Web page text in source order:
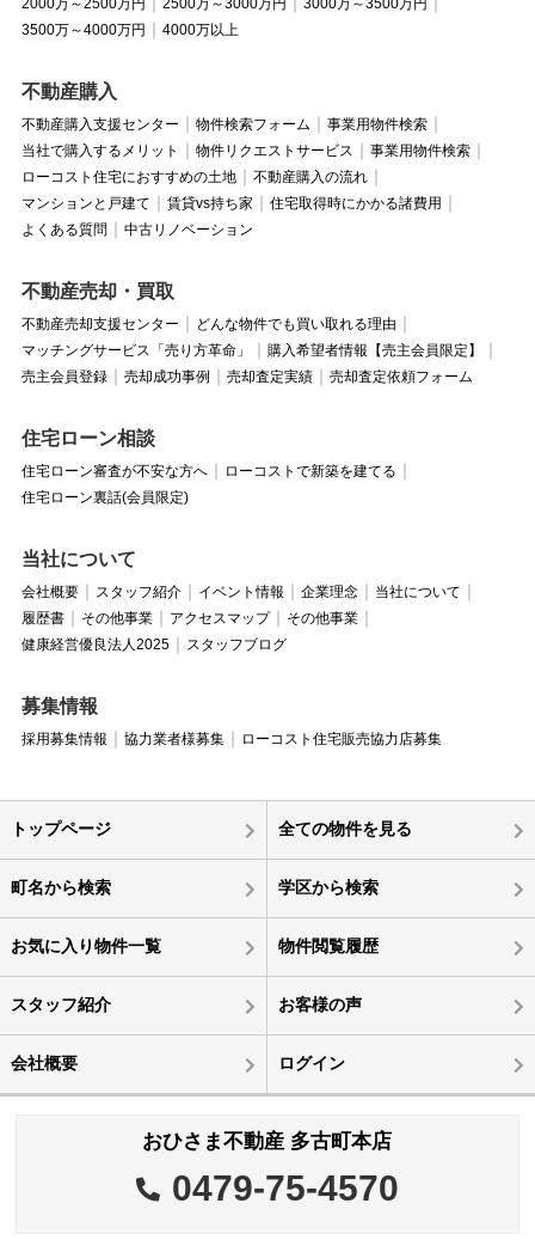
2000万～2500万円
2500万～3000万円
3000万～3500万円
3500万～4000万円
4000万以上
不動産購入
不動産購入支援センター 物件検索フォーム
事業用物件検索
当社で購入するメリット
物件リクエストサービス
事業用物件検索
ローコスト住宅におすすめの土地
不動産購入の流れ
マンションと戸建て
賃貸vs持ち家
住宅取得時にかかる諸費用
よくある質問
中古リノベーション
不動産売却・買取
不動産売却支援センター
どんな物件でも買い取れる理由
マッチングサービス「売り方革命」
購入希望者情報【売主会員限定】
売主会員登録
売却成功事例 売却査定実績 売却査定依頼フォーム
住宅ローン相談
住宅ローン審査が不安な方へ
ローコストで新築を建てる
住宅ローン裏話(会員限定)
当社について
会社概要 スタッフ紹介 イベント情報 企業理念
当社について
履歴書
その他事業 アクセスマップ
その他事業
健康経営優良法人2025
スタッフブログ
募集情報
採用募集情報 協力業者様募集 ローコスト住宅販売協力店募集
トップページ 全ての物件を見る
町名から検索 学区から検索
お気に入り物件一覧 物件閲覧履歴
スタッフ紹介 お客様の声
会社概要 ログイン
おひさま不動産 多古町本店
0479-75-4570